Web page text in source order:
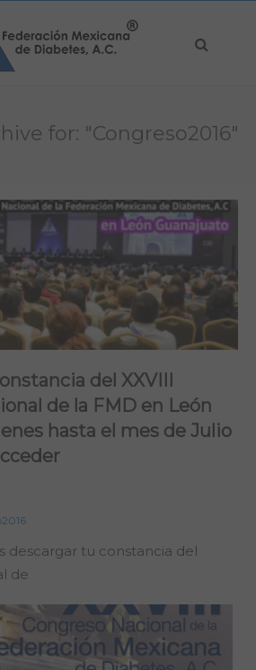
for: "Congreso2016"
del XXVIII
de la FMD en León
hasta el mes de Julio
descargar tu constancia del
de